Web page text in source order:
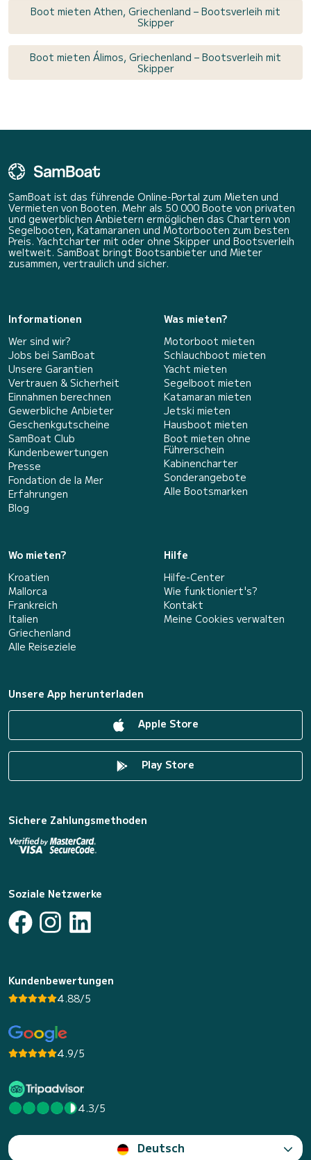
Boot mieten Athen, Griechenland – Bootsverleih mit
Skipper
Boot mieten Álimos, Griechenland – Bootsverleih mit
Skipper
SamBoat ist das führende Online-Portal zum Mieten und
Vermieten von Booten. Mehr als 50 000 Boote von privaten
und gewerblichen Anbietern ermöglichen das Chartern von
Segelbooten, Katamaranen und Motorbooten zum besten
Preis. Yachtcharter mit oder ohne Skipper und Bootsverleih
weltweit. SamBoat bringt Bootsanbieter und Mieter
zusammen, vertraulich und sicher.
Informationen
Wer sind wir?
Jobs bei SamBoat
Unsere Garantien
Vertrauen & Sicherheit
Einnahmen berechnen
Gewerbliche Anbieter
Geschenkgutscheine
SamBoat Club
Kundenbewertungen
Presse
Fondation de la Mer
Erfahrungen
Blog
Was mieten?
Motorboot mieten
Schlauchboot mieten
Yacht mieten
Segelboot mieten
Katamaran mieten
Jetski mieten
Hausboot mieten
Boot mieten ohne
Führerschein
Kabinencharter
Sonderangebote
Alle Bootsmarken
Wo mieten?
Kroatien
Mallorca
Frankreich
Italien
Griechenland
Alle Reiseziele
Hilfe
Hilfe-Center
Wie funktioniert's?
Kontakt
Meine Cookies verwalten
Unsere App herunterladen
Apple Store
Play Store
Sichere Zahlungsmethoden
Soziale Netzwerke
Kundenbewertungen
4.88/5
4.9/5
4.3/5
Deutsch